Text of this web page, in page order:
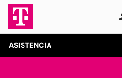
ASISTENCIA